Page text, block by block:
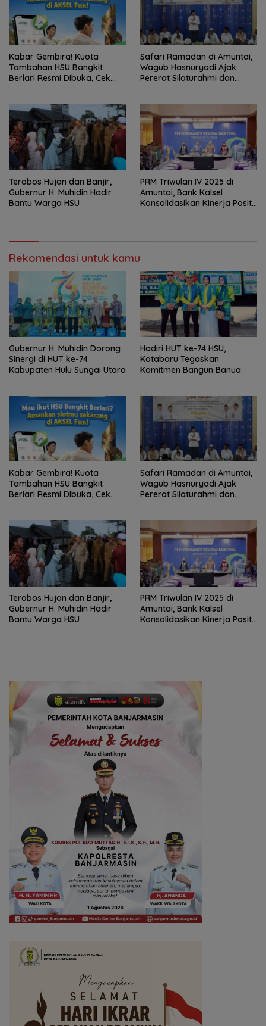
Kabar Gembira! Kuota
Tambahan HSU Bangkit
Berlari Resmi Dibuka, Cek
Safari Ramadan di Amuntai,
Wagub Hasnuryadi Ajak
Pererat Silaturahmi dan
Terobos Hujan dan Banjir,
Gubernur H. Muhidin Hadir
Bantu Warga HSU
PRM Triwulan IV 2025 di
Amuntai, Bank Kalsel
Konsolidasikan Kinerja Positif
Rekomendasi untuk kamu
Gubernur H. Muhidin Dorong
Sinergi di HUT ke-74
Kabupaten Hulu Sungai Utara
Hadiri HUT ke-74 HSU,
Kotabaru Tegaskan
Komitmen Bangun Banua
Kabar Gembira! Kuota
Tambahan HSU Bangkit
Berlari Resmi Dibuka, Cek
Safari Ramadan di Amuntai,
Wagub Hasnuryadi Ajak
Pererat Silaturahmi dan
Terobos Hujan dan Banjir,
Gubernur H. Muhidin Hadir
Bantu Warga HSU
PRM Triwulan IV 2025 di
Amuntai, Bank Kalsel
Konsolidasikan Kinerja Positif